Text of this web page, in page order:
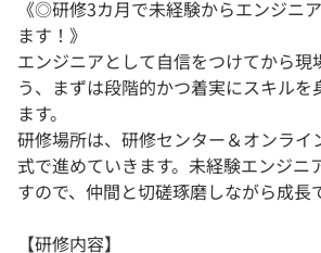
《◎研修3カ月で未経験からエンジニ
ます！》
エンジニアとして自信をつけてから現
う、まずは段階的かつ着実にスキルを
ます。
研修場所は、研修センター＆オンライ
式で進めていきます。未経験エンジニ
すので、仲間と切磋琢磨しながら成長
【研修内容】